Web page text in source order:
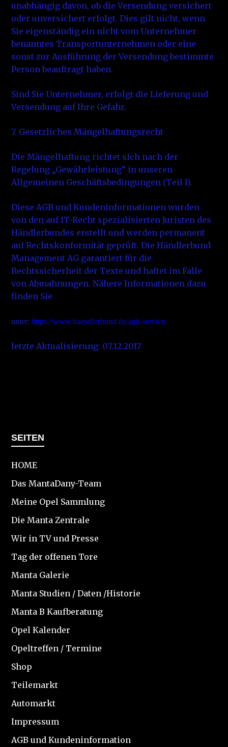
unabhängig davon, ob die Versendung versichert
oder unversichert erfolgt. Dies gilt nicht, wenn
Sie eigenständig ein nicht vom Unternehmer
benanntes Transportunternehmen oder eine
sonst zur Ausführung der Versendung bestimmte
Person beauftragt haben.
Sind Sie Unternehmer, erfolgt die Lieferung und
Versendung auf Ihre Gefahr.
7. Gesetzliches Mängelhaftungsrecht
Die Mängelhaftung richtet sich nach der
Regelung „Gewährleistung“ in unseren
Allgemeinen Geschäftsbedingungen (Teil I).
Diese AGB und Kundeninformationen wurden
von den auf IT-Recht spezialisierten Juristen des
Händlerbundes erstellt und werden permanent
auf Rechtskonformität geprüft. Die Händlerbund
Management AG garantiert für die
Rechtssicherheit der Texte und haftet im Falle
von Abmahnungen. Nähere Informationen dazu
finden Sie
unter:https://www.haendlerbund.de/agb-service.
letzte Aktualisierung: 07.12.2017
SEITEN
HOME
Das MantaDany-Team
Meine Opel Sammlung
Die Manta Zentrale
Wir in TV und Presse
Tag der offenen Tore
Manta Galerie
Manta Studien / Daten /Historie
Manta B Kaufberatung
Opel Kalender
Opeltreffen / Termine
Shop
Teilemarkt
Automarkt
Impressum
AGB und Kundeninformation